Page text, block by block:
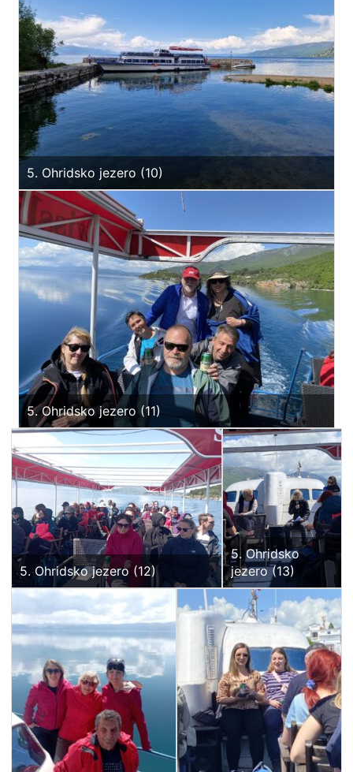
5. Ohridsko jezero (10)
5. Ohridsko jezero (11)
5. Ohridsko jezero (12)
5. Ohridsko
jezero (13)